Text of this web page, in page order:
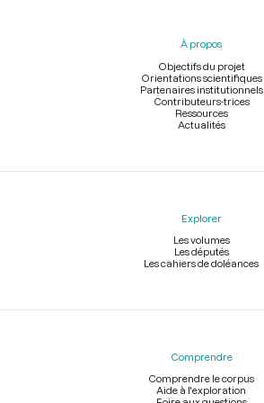
À propos
Objectifs du projet
Orientations scientifiques
Partenaires institutionnels
Contributeurs-trices
Ressources
Actualités
Explorer
Les volumes
Les députés
Les cahiers de doléances
Comprendre
Comprendre le corpus
Aide à l'exploration